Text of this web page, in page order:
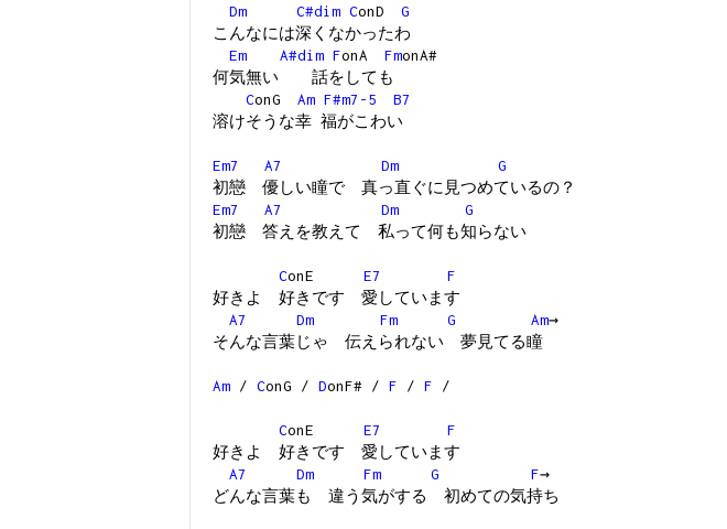
Dm
C#dim ConD G
こんなには深くなかったわ
Em
A#dim FonA FmonA#
何気無い 話をしても
ConG Am F#m7-5
B7
溶けそうな幸 福がこわい
Em7 A7 Dm
G
初戀 優しい瞳で 真っ直ぐに見つめているの？
Em7
A7 Dm
G
初戀 答えを教えて 私って何も知らない
ConE E7
F
好きよ 好きです 愛しています
A7
Dm Fm G Am→
そんな言葉じゃ 伝えられない 夢見てる瞳
Am / ConG / DonF# / F / F /
ConE E7
F
好きよ 好きです 愛しています
A7
Dm Fm G F→
どんな言葉も 違う気がする 初めての気持ち